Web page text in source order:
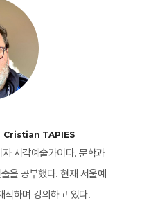
Cristian TAPIES
시각예술가이다. 문학과
을 공부했다. 현재 서울예
직하며 강의하고 있다.